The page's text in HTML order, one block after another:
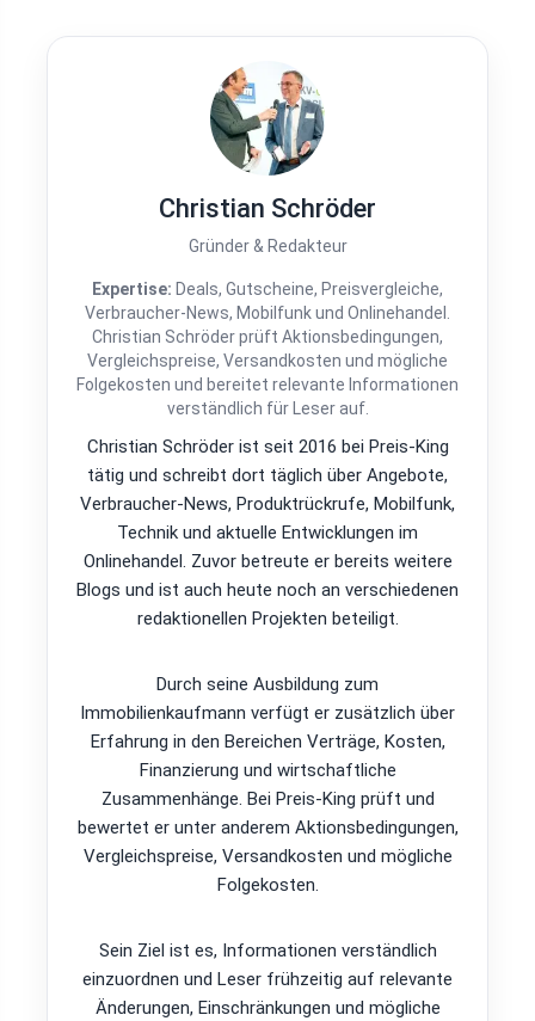
Christian Schröder
Gründer & Redakteur
Expertise: Deals, Gutscheine, Preisvergleiche,
Verbraucher-News, Mobilfunk und Onlinehandel.
Christian Schröder prüft Aktionsbedingungen,
Vergleichspreise, Versandkosten und mögliche
Folgekosten und bereitet relevante Informationen
verständlich für Leser auf.
Christian Schröder ist seit 2016 bei Preis-King
tätig und schreibt dort täglich über Angebote,
Verbraucher-News, Produktrückrufe, Mobilfunk,
Technik und aktuelle Entwicklungen im
Onlinehandel. Zuvor betreute er bereits weitere
Blogs und ist auch heute noch an verschiedenen
redaktionellen Projekten beteiligt.
Durch seine Ausbildung zum
Immobilienkaufmann verfügt er zusätzlich über
Erfahrung in den Bereichen Verträge, Kosten,
Finanzierung und wirtschaftliche
Zusammenhänge. Bei Preis-King prüft und
bewertet er unter anderem Aktionsbedingungen,
Vergleichspreise, Versandkosten und mögliche
Folgekosten.
Sein Ziel ist es, Informationen verständlich
einzuordnen und Leser frühzeitig auf relevante
Änderungen, Einschränkungen und mögliche